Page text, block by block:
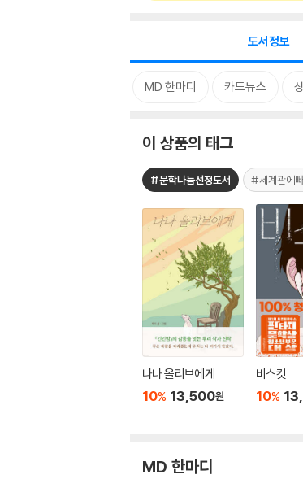
도서정보
MD 한마디 카드뉴스
이 상품의 태그
#문학나눔선정도서 #세계관에
나나 올리브에게
10% 13,500원
비스킷
10%
MD 한마디